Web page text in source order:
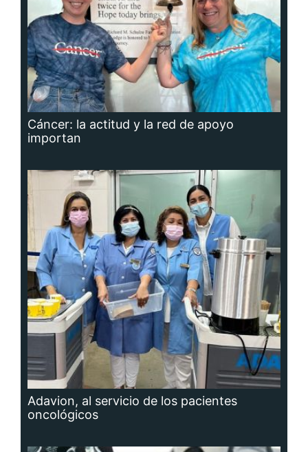
Cáncer: la actitud y la red de apoyo
importan
Adavion, al servicio de los pacientes
oncológicos